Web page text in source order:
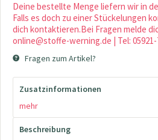
Deine bestellte Menge liefern wir in
Falls es doch zu einer Stückelungen
dich kontaktieren.Bei Fragen melde
online@stoffe-werning.de | Tel: 05921-
Fragen zum Artikel?
Zusatzinformationen
mehr
Beschreibung